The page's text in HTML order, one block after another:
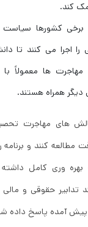
کند.
برخی کشورها سیاست‌
اجرا می‌ کنند تا
‌ها معمولاً
همراه هستند.
های مهاجرت
مطالعه کنند و
بهره ‌وری کامل
تدابیر حقوقی و
پیش ‌آمده پاسخ داده